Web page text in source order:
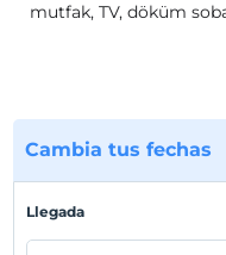
mutfak, TV, döküm
hizmeti ve izole ortam
Sapanca'nın eşsiz
toplamda 5300m²alan
ortak alanlarında
çocuk oyuncakları,
grupları ve açık hava
Cambia tus fechas
Llegada